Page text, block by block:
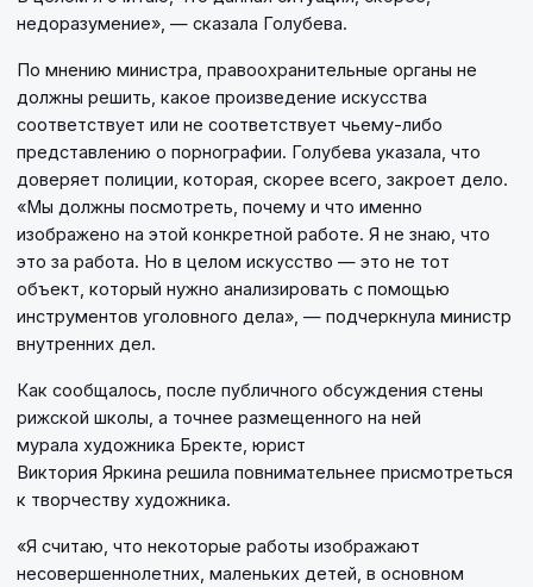
недоразумение», — сказала Голубева.
По мнению министра, правоохранительные органы не
должны решить, какое произведение искусства
соответствует или не соответствует чьему-либо
представлению о порнографии. Голубева указала, что
доверяет полиции, которая, скорее всего, закроет дело.
«Мы должны посмотреть, почему и что именно
изображено на этой конкретной работе. Я не знаю, что
это за работа. Но в целом искусство — это не тот
объект, который нужно анализировать с помощью
инструментов уголовного дела», — подчеркнула министр
внутренних дел.
Как сообщалось, после публичного обсуждения стены
рижской школы, а точнее размещенного на ней
мурала художника Бректе, юрист
Виктория Яркина решила повнимательнее присмотреться
к творчеству художника.
«Я считаю, что некоторые работы изображают
несовершеннолетних, маленьких детей, в основном